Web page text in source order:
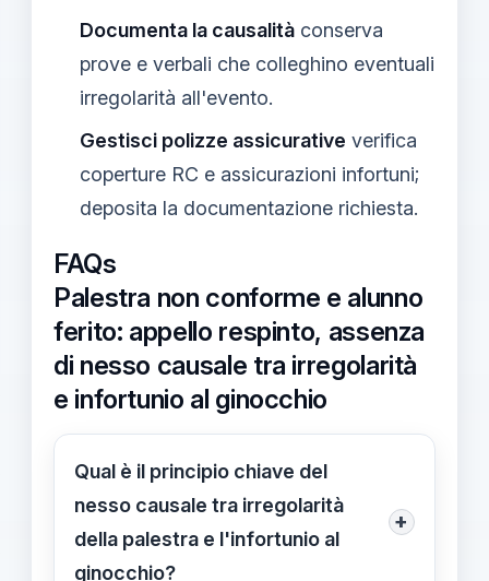
Documenta la causalità conserva
prove e verbali che colleghino eventuali
irregolarità all'evento.
Gestisci polizze assicurative verifica
coperture RC e assicurazioni infortuni;
deposita la documentazione richiesta.
FAQs
Palestra non conforme e alunno
ferito: appello respinto, assenza
di nesso causale tra irregolarità
e infortunio al ginocchio
Qual è il principio chiave del
nesso causale tra irregolarità
della palestra e l'infortunio al
ginocchio?
+